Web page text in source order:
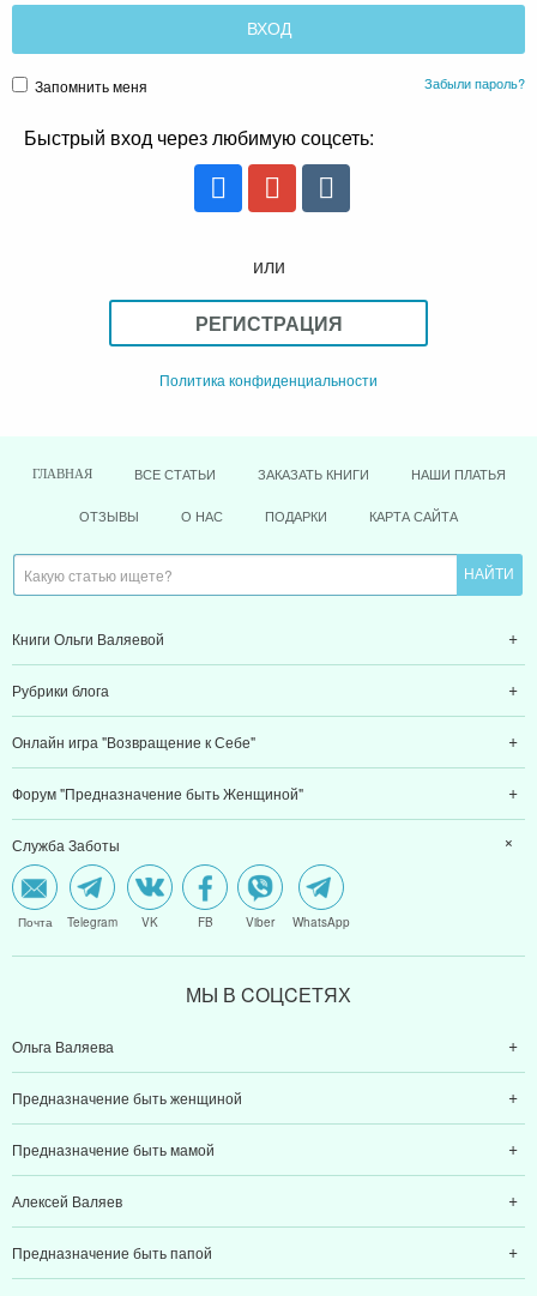
Запомнить меня Забыли пароль?
Быстрый вход через любимую соцсеть:
или
РЕГИСТРАЦИЯ
Политика конфиденциальности
ГЛАВНАЯ ВСЕ СТАТЬИ ЗАКАЗАТЬ КНИГИ НАШИ ПЛАТЬЯ
ОТЗЫВЫ О НАС ПОДАРКИ КАРТА САЙТА
Книги Ольги Валяевой
Рубрики блога
Онлайн игра "Возвращение к Себе"
Форум "Предназначение быть Женщиной"
Служба Заботы
Почта Telegram VK FB Viber WhatsApp
МЫ В CОЦCЕТЯХ
Ольга Валяева
Предназначение быть женщиной
Предназначение быть мамой
Алексей Валяев
Предназначение быть папой